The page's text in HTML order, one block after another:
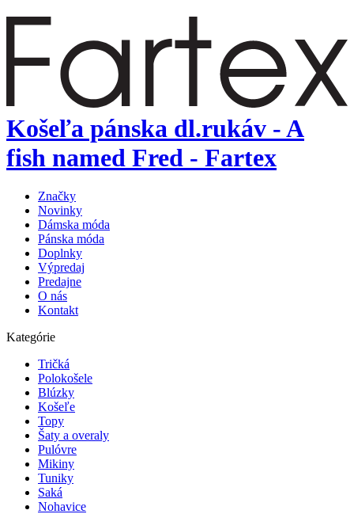
Košeľa pánska dl.rukáv - A
fish named Fred - Fartex
Značky
Novinky
Dámska móda
Pánska móda
Doplnky
Výpredaj
Predajne
O nás
Kontakt
Kategórie
Tričká
Polokošele
Blúzky
Košeľe
Topy
Šaty a overaly
Pulóvre
Mikiny
Tuniky
Saká
Nohavice